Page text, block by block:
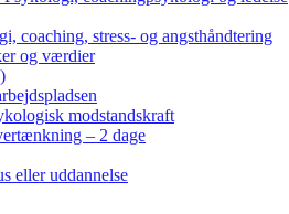
coaching, stress- og angsthåndtering
og værdier
modstandskraft
– 2 dage
eller uddannelse